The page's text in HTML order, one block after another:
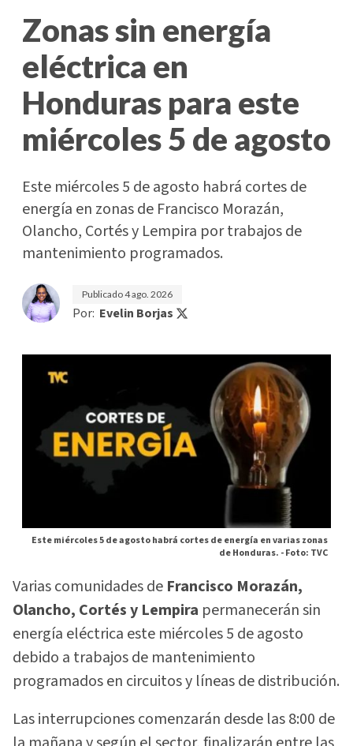
Zonas sin energía
eléctrica en
Honduras para este
miércoles 5 de agosto
Este miércoles 5 de agosto habrá cortes de
energía en zonas de Francisco Morazán,
Olancho, Cortés y Lempira por trabajos de
mantenimiento programados.
Publicado4 ago. 2026
Por: Evelin Borjas
Este miércoles 5 de agosto habrá cortes de energía en varias zonas
de Honduras. -Foto: TVC
Varias comunidades de Francisco Morazán,
Olancho, Cortés y Lempira permanecerán sin
energía eléctrica este miércoles 5 de agosto
debido a trabajos de mantenimiento
programados en circuitos y líneas de distribución.
Las interrupciones comenzarán desde las 8:00 de